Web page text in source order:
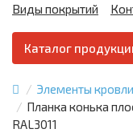
Виды покрытий
Каталог
Элементы кровли
Планка конька
RAL3011